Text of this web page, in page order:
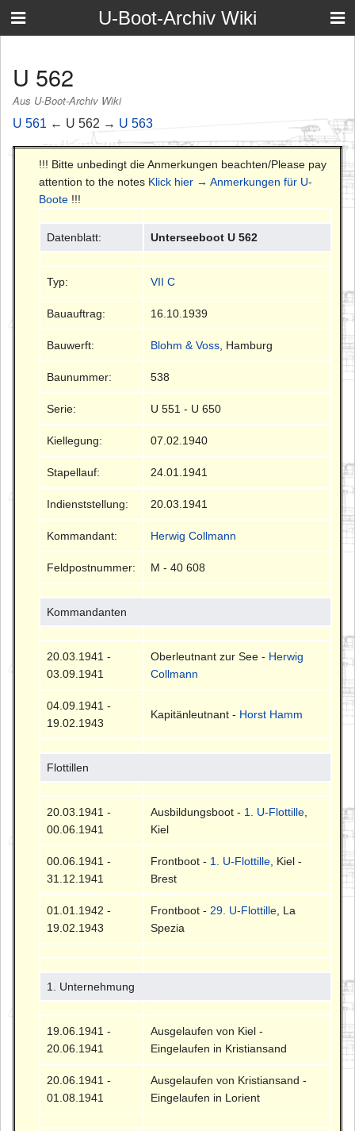
U-Boot-Archiv Wiki
U 562
Aus U-Boot-Archiv Wiki
U 561 ← U 562 → U 563
!!! Bitte unbedingt die Anmerkungen beachten/Please pay
attention to the notes Klick hier → Anmerkungen für U-
Boote !!!
Datenblatt: Unterseeboot U 562
Typ: VII C
Bauauftrag: 16.10.1939
Bauwerft: Blohm & Voss , Hamburg
Baunummer: 538
Serie: U 551 - U 650
Kiellegung: 07.02.1940
Stapellauf: 24.01.1941
Indienststellung: 20.03.1941
Kommandant: Herwig Collmann
Feldpostnummer: M - 40 608
Kommandanten
20.03.1941 -
03.09.1941
Oberleutnant zur See - Herwig
Collmann
04.09.1941 -
19.02.1943
Kapitänleutnant - Horst Hamm
Flottillen
20.03.1941 -
00.06.1941
Ausbildungsboot - 1. U-Flottille
Kiel
00.06.1941 -
31.12.1941
Frontboot - 1. U-Flottille , Kiel -
Brest
01.01.1942 -
19.02.1943
Frontboot - 29. U-Flottille , La
Spezia
1. Unternehmung
19.06.1941 -
20.06.1941
Ausgelaufen von Kiel -
Eingelaufen in Kristiansand
20.06.1941 -
01.08.1941
Ausgelaufen von Kristiansand -
Eingelaufen in Lorient